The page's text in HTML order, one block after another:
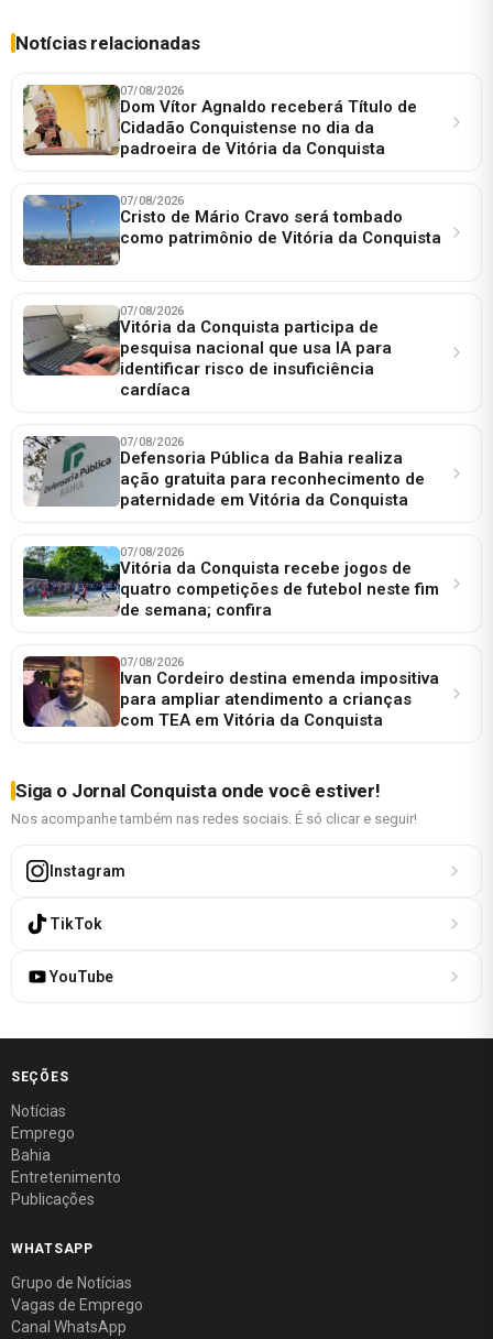
Notícias relacionadas
07/08/2026
Dom Vítor Agnaldo receberá Título de
Cidadão Conquistense no dia da
padroeira de Vitória da Conquista
07/08/2026
Cristo de Mário Cravo será tombado
como patrimônio de Vitória da Conquista
07/08/2026
Vitória da Conquista participa de
pesquisa nacional que usa IA para
identificar risco de insuficiência
cardíaca
07/08/2026
Defensoria Pública da Bahia realiza
ação gratuita para reconhecimento de
paternidade em Vitória da Conquista
07/08/2026
Vitória da Conquista recebe jogos de
quatro competições de futebol neste fim
de semana; confira
07/08/2026
Ivan Cordeiro destina emenda impositiva
para ampliar atendimento a crianças
com TEA em Vitória da Conquista
Siga o Jornal Conquista onde você estiver!
Nos acompanhe também nas redes sociais. É só clicar e seguir!
Instagram
TikTok
YouTube
SEÇÕES
Notícias
Emprego
Bahia
Entretenimento
Publicações
WHATSAPP
Grupo de Notícias
Vagas de Emprego
Canal WhatsApp